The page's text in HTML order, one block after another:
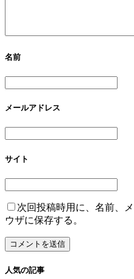
名前
メールアドレス
サイト
次回投稿時用に、名前、
ウザに保存する。
人気の記事